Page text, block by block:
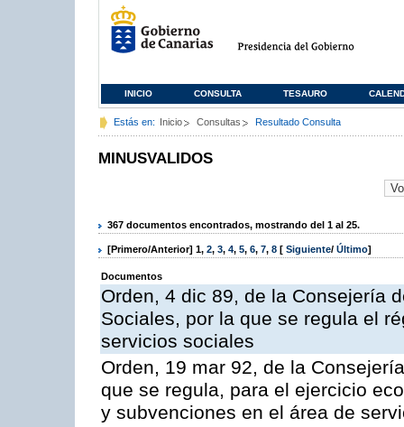
INICIO CONSULTA TESAURO
Estás en: Inicio Consultas Resultado Consulta
MINUSVALIDOS
367 documentos encontrados, mostrando del 1 al 25.
[Primero/Anterior] 1, 2, 3, 4, 5, 6, 7, 8 [ Siguiente/ Último]
Documentos
Orden, 4 dic 89, de la Consejería
Sociales, por la que se regula el
servicios sociales
Orden, 19 mar 92, de la
que se regula, para el ejercicio
y subvenciones en el área de